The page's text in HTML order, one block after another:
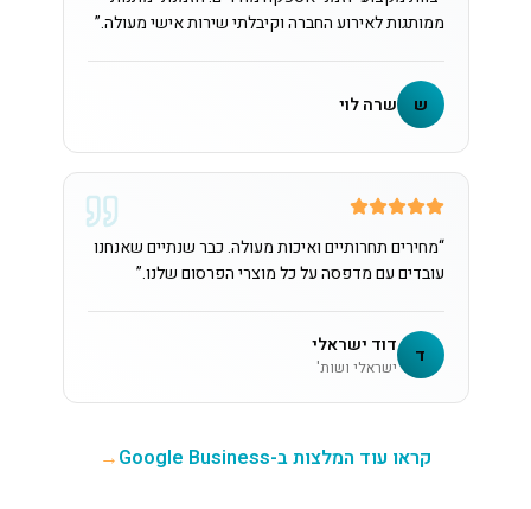
ממותגות לאירוע החברה וקיבלתי שירות אישי מעולה.”
ש שרה לוי
“מחירים תחרותיים ואיכות מעולה. כבר שנתיים שאנחנו
עובדים עם מדפסה על כל מוצרי הפרסום שלנו.”
ד דוד ישראלי
ישראלי ושות'
קראו עוד המלצות ב-Google Business →